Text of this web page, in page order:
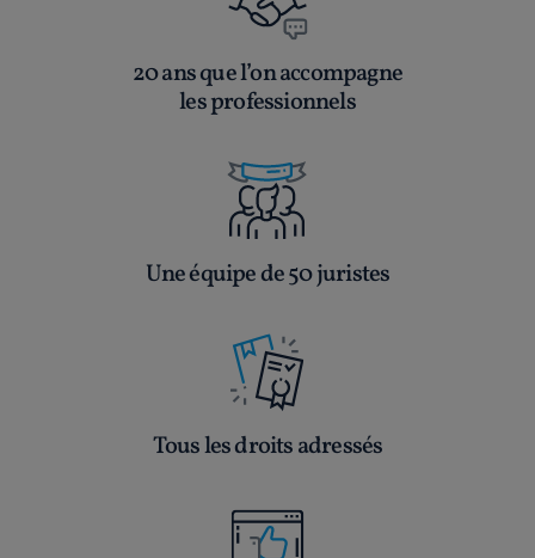
20 ans que l’on accompagne
les professionnels
Une équipe de 50 juristes
Tous les droits adressés